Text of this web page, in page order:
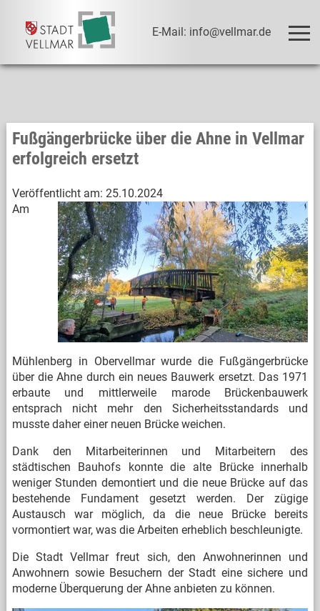
E-Mail: info@vellmar.de
Fußgängerbrücke über die Ahne in Vellmar
erfolgreich ersetzt
Veröffentlicht am: 25.10.2024
Am
Mühlenberg in Obervellmar wurde die Fußgängerbrücke
über die Ahne durch ein neues Bauwerk ersetzt. Das 1971
erbaute und mittlerweile marode Brückenbauwerk
entsprach nicht mehr den Sicherheitsstandards und
musste daher einer neuen Brücke weichen.
Dank den Mitarbeiterinnen und Mitarbeitern des
städtischen Bauhofs konnte die alte Brücke innerhalb
weniger Stunden demontiert und die neue Brücke auf das
bestehende Fundament gesetzt werden. Der zügige
Austausch war möglich, da die neue Brücke bereits
vormontiert war, was die Arbeiten erheblich beschleunigte.
Die Stadt Vellmar freut sich, den Anwohnerinnen und
Anwohnern sowie Besuchern der Stadt eine sichere und
moderne Überquerung der Ahne anbieten zu können.